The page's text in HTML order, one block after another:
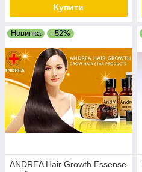
Купити
Новинка –52%
ANDREA Hair Growth Essense